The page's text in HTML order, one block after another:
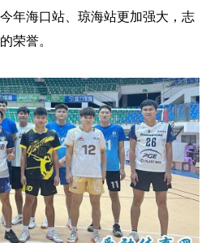
年海口站、琼海站更加强大，志
荣誉。